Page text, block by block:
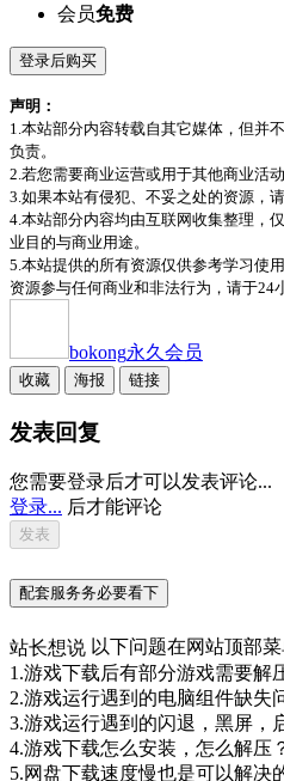
会员免费
登录后购买
声明：
1.本站部分内容转载自其它媒体，但并
负责。
2.若您需要商业运营或用于其他商业活
3.如果本站有侵犯、不妥之处的资源，
4.本站部分内容均由互联网收集整理，
业目的与商业用途。
5.本站提供的所有资源仅供参考学习使
资源参与任何商业和非法行为，请于24
bokong永久会员
收藏 海报 链接
发表回复
您需要登录后才可以发表评论...
登录... 后才能评论
配套服务务必要看下
站长想说 以下问题在网站顶部
1.游戏下载后有部分游戏需要解
2.游戏运行遇到的电脑组件缺失
3.游戏运行遇到的闪退，黑屏，
4.游戏下载怎么安装，怎么解压
5.网盘下载速度慢也是可以解决